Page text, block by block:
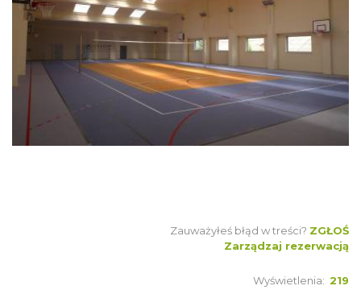
Zauważyłeś błąd w treści? ZGŁOŚ
Zarządzaj rezerwacją
Wyświetlenia: 219